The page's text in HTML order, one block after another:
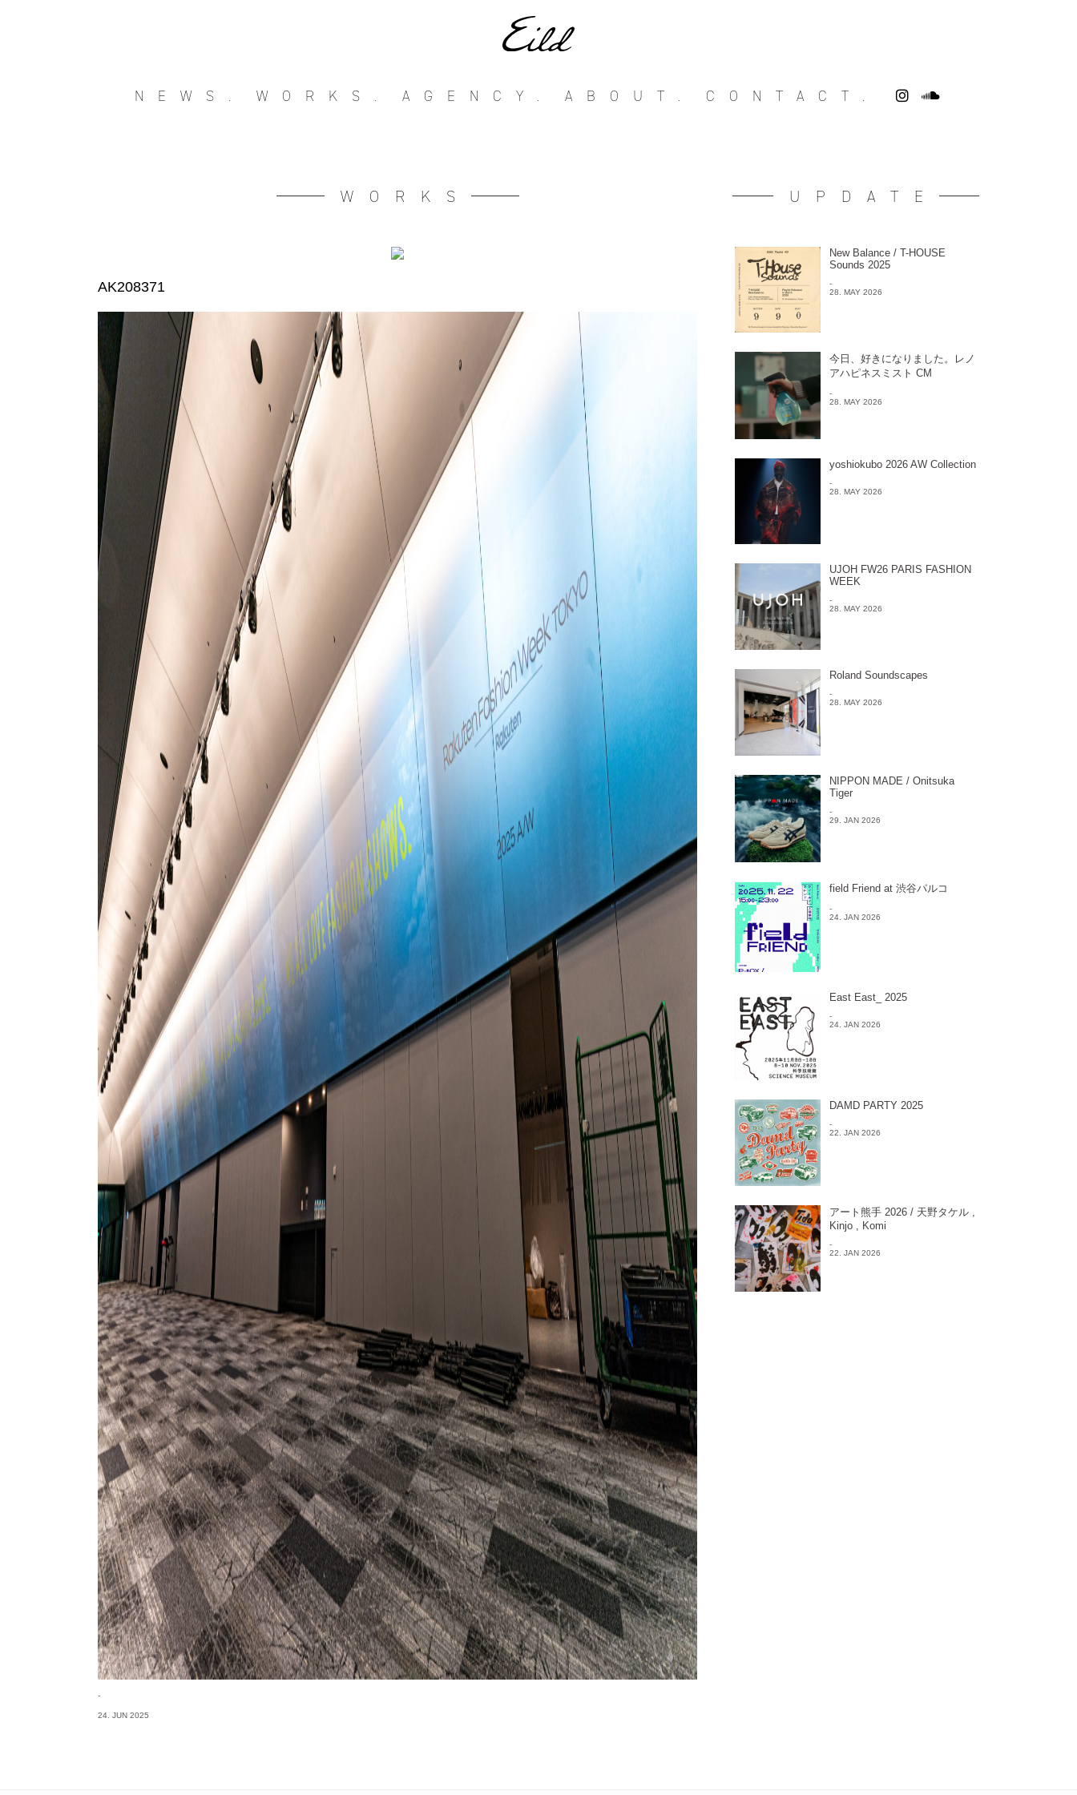
NEWS. WORKS. AGENCY. ABOUT. CONTACT.
WORKS
AK208371
-
24. JUN 2025
UPDATE
New Balance / T-HOUSE
Sounds 2025
-
28. MAY 2026
今日、好きになりました。レノ
アハピネスミスト CM
-
28. MAY 2026
yoshiokubo 2026 AW Collection
-
28. MAY 2026
UJOH FW26 PARIS FASHION
WEEK
-
28. MAY 2026
Roland Soundscapes
-
28. MAY 2026
NIPPON MADE / Onitsuka
Tiger
-
29. JAN 2026
field Friend at 渋谷パルコ
-
24. JAN 2026
East East_ 2025
-
24. JAN 2026
DAMD PARTY 2025
-
22. JAN 2026
アート熊手 2026 / 天野タケル ,
Kinjo , Komi
-
22. JAN 2026